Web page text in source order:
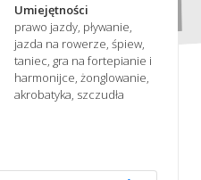
Umiejętności
prawo jazdy, pływanie,
jazda na rowerze, śpiew,
taniec, gra na fortepianie i
harmonijce, żonglowanie,
akrobatyka, szczudła